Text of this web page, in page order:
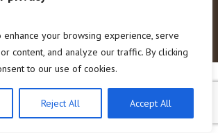
enhance your browsing experience, serve
content, and analyze our traffic. By clicking
to our use of cookies.
Reject All Accept All
Ομοσπονδία. All Rights Reserved.